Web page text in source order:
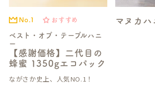
No.1 おすすめ
ベスト・オブ・テーブルハニ
ー
【感謝価格】二代目の
蜂蜜 1350gエコパック
ながさか史上、人気NO.1！
マヌカハ